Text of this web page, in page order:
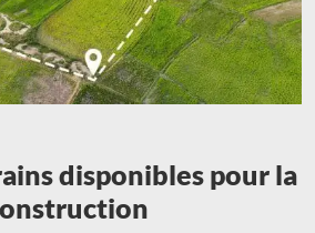
disponibles pour la